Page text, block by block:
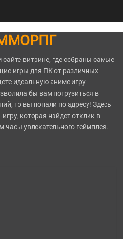
витрине, где собраны самые
игры для ПК от различных
идеальную аниме игру
бы вам погрузиться в
то вы попали по адресу! Здесь
которая найдет отклик в
часы увлекательного геймплея.